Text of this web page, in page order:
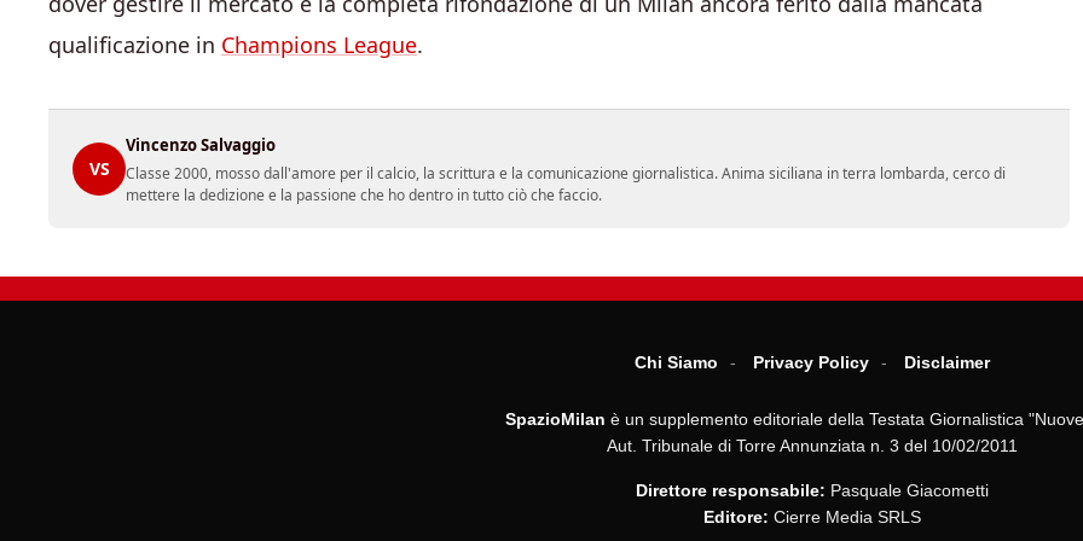
qualificazione in Champions League.
VS
Vincenzo Salvaggio
Classe 2000, mosso dall'amore per il calcio, la scrittura e la comunicazione giornalistica. Anima siciliana in terra lombarda, cerco di
mettere la dedizione e la passione che ho dentro in tutto ciò che faccio.
Chi Siamo Privacy Policy Disclaimer
SpazioMilan è un supplemento editoriale della Testata Giornalistica
Aut. Tribunale di Torre Annunziata n. 3 del 10/02/2011
Direttore responsabile: Pasquale Giacometti
Editore: Cierre Media SRLS